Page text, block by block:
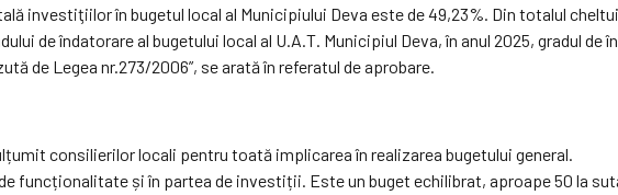
investiţiilor în bugetul local al Municipiului Deva este de 49,23%. Din totalul
de îndatorare al bugetului local al U.A.T. Municipiul Deva, în anul 2025, gradul
de Legea nr.273/2006”, se arată în referatul de aprobare.
consilierilor locali pentru toată implicarea în realizarea bugetului general.
funcționalitate și în partea de investiții. Este un buget echilibrat, aproape 50 la